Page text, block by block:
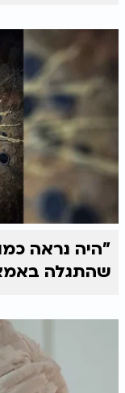
"היה נראה
שהתגלה